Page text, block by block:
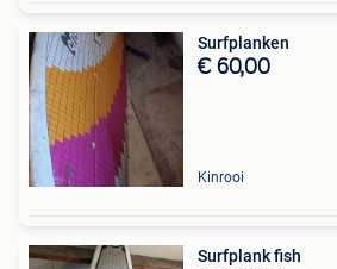
Surfplanken
€ 60,00
Kinrooi
Surfplank fish